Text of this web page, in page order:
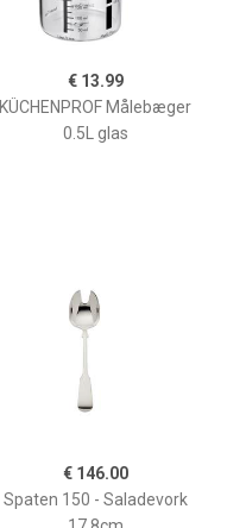
€ 13.99
KÜCHENPROF Målebæger
0.5L glas
€ 146.00
Spaten 150 - Saladevork